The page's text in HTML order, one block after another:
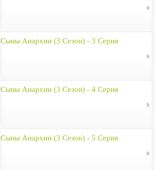
Сыны Анархии (3 Сезон) - 3 Серия
Сыны Анархии (3 Сезон) - 4 Серия
Сыны Анархии (3 Сезон) - 5 Серия